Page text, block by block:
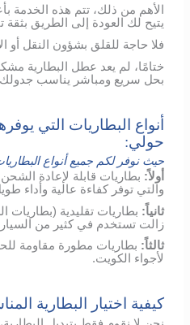
الأهم من ذلك، تتم هذه الخدمة
يتيح لك العودة إلى الطريق
فلا حاجة للقلق بشؤون النقل أو
ختامًا، لم يعد عطل البطارية
بحل سريع ومباشر يناسب
أنواع البطاريات التي
حولي:
حيث نوفر لكم جميع أنواع
أولاً: بطاريات قابلة لإعادة
والتي توفر كفاءة عالية وأداء
ثانياً: بطاريات تقليدية
زالت تستخدم في كثير من
ثالثاً: بطاريات مطورة مقاومة
لأجواء الكويت.
كيفية اختيار البطارية